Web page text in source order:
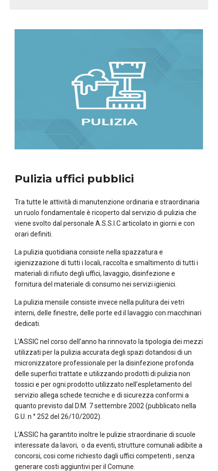
Pulizia uffici pubblici
Tra tutte le attività di manutenzione ordinaria e straordinaria
un ruolo fondamentale è ricoperto dal servizio di pulizia che
viene svolto dal personale A.S.S.I.C articolato in giorni e con
orari definiti.
La pulizia quotidiana consiste nella spazzatura e
igienizzazione di tutti i locali, raccolta e smaltimento di tutti i
materiali di rifiuto degli uffici, lavaggio, disinfezione e
fornitura del materiale di consumo nei servizi igienici.
La pulizia mensile consiste invece nella pulitura dei vetri
interni, delle finestre, delle porte ed il lavaggio con macchinari
dedicati.
L’ASSIC nel corso dell’anno ha rinnovato la tipologia dei mezzi
utilizzati per la pulizia accurata degli spazi dotandosi di un
micronizzatore professionale per la disinfezione profonda
delle superfici trattate e utilizzando prodotti di pulizia non
tossici e per ogni prodotto utilizzato nell’espletamento del
servizio allega schede tecniche e di sicurezza conformi a
quanto previsto dal D.M. 7 settembre 2002 (pubblicato nella
G.U. n ° 252 del 26/10/2002).
L’ASSIC ha garantito inoltre le pulizie straordinarie di scuole
interessate da lavori, o da eventi, strutture comunali adibite a
concorsi, cosi come richiesto dagli uffici competenti , senza
generare costi aggiuntivi per il Comune.